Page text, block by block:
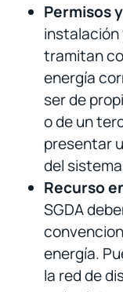
Permisos
instalación
tramitan
energía
ser de
o de un
presentar
del
Recurso
SGDA
energía.
la red de